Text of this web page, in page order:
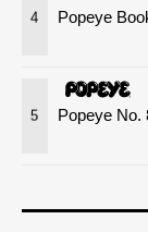
4 Popeye
5 Popeye